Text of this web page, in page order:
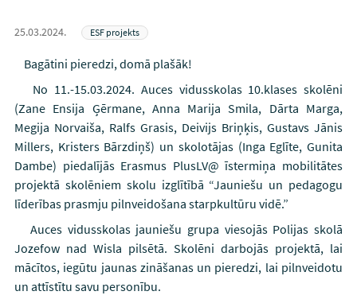
25.03.2024. ESF projekts
Bagātini pieredzi, domā plašāk!
No 11.-15.03.2024. Auces vidusskolas 10.klases skolēni
(Zane Ensija Ģērmane, Anna Marija Smila, Dārta Marga,
Megija Norvaiša, Ralfs Grasis, Deivijs Briņķis, Gustavs Jānis
Millers, Kristers Bārzdiņš) un skolotājas (Inga Eglīte, Gunita
Dambe) piedalījās Erasmus PlusLV@ īstermiņa mobilitātes
projektā skolēniem skolu izglītībā “Jauniešu un pedagogu
līderības prasmju pilnveidošana starpkultūru vidē.”
Auces vidusskolas jauniešu grupa viesojās Polijas skolā
Jozefow nad Wisla pilsētā. Skolēni darbojās projektā, lai
mācītos, iegūtu jaunas zināšanas un pieredzi, lai pilnveidotu
un attīstītu savu personību.